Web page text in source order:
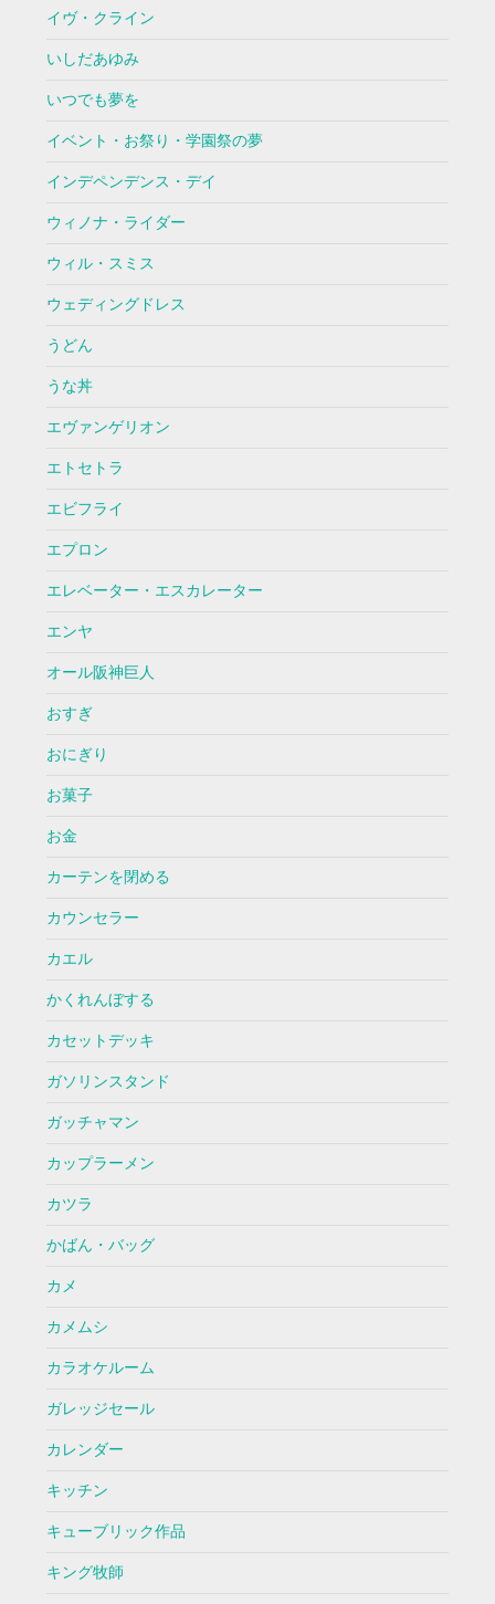
イヴ・クライン
いしだあゆみ
いつでも夢を
イベント・お祭り・学園祭の夢
インデペンデンス・デイ
ウィノナ・ライダー
ウィル・スミス
ウェディングドレス
うどん
うな丼
エヴァンゲリオン
エトセトラ
エビフライ
エプロン
エレベーター・エスカレーター
エンヤ
オール阪神巨人
おすぎ
おにぎり
お菓子
お金
カーテンを閉める
カウンセラー
カエル
かくれんぼする
カセットデッキ
ガソリンスタンド
ガッチャマン
カップラーメン
カツラ
かばん・バッグ
カメ
カメムシ
カラオケルーム
ガレッジセール
カレンダー
キッチン
キューブリック作品
キング牧師